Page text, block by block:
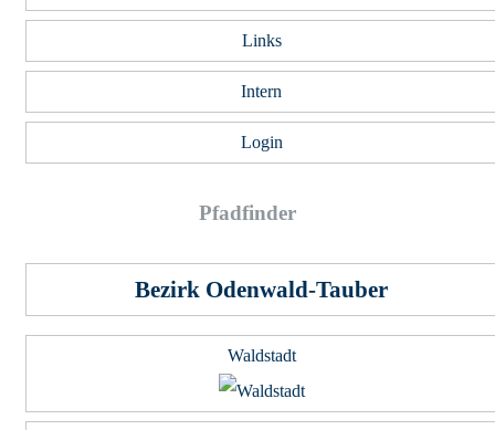
Links
Intern
Login
Pfad­fin­der
Bezirk Odenwald-Tauber
Waldstadt